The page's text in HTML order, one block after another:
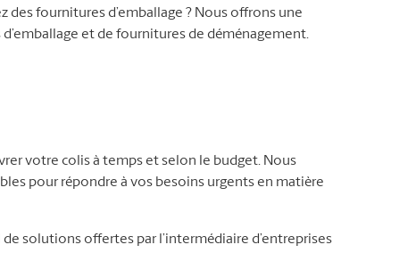
des fournitures d’emballage ? Nous offrons une
et de fournitures de déménagement.
votre colis à temps et selon le budget. Nous
pour répondre à vos besoins urgents en matière
solutions offertes par l’intermédiaire d’entreprises